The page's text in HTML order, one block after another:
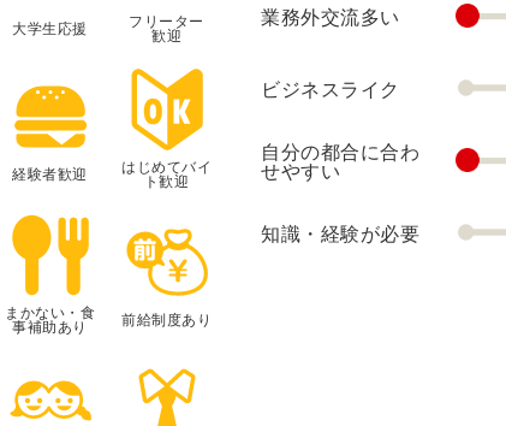
大学生応援
フリーター
歓迎
経験者歓迎
はじめてバイ
ト歓迎
まかない・食
事補助あり
前給制度あり
業務外交流多い
ビジネスライク
自分の都合に合わ
せやすい
知識・経験が必要